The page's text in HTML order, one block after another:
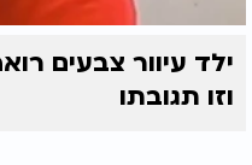
ילד עיוור צבעים
וזו תגובתו